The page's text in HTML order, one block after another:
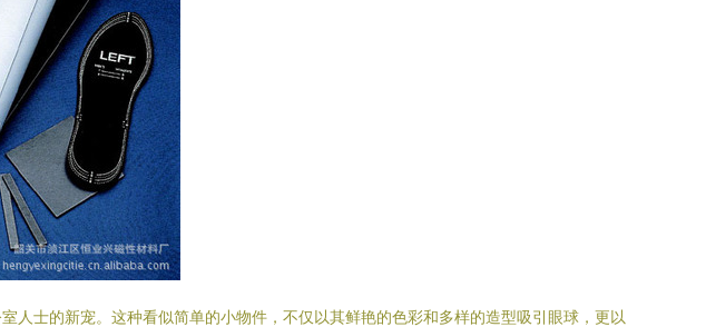
士的新宠。这种看似简单的小物件，不仅以其鲜艳的色彩和多样的造型吸引眼球，更以